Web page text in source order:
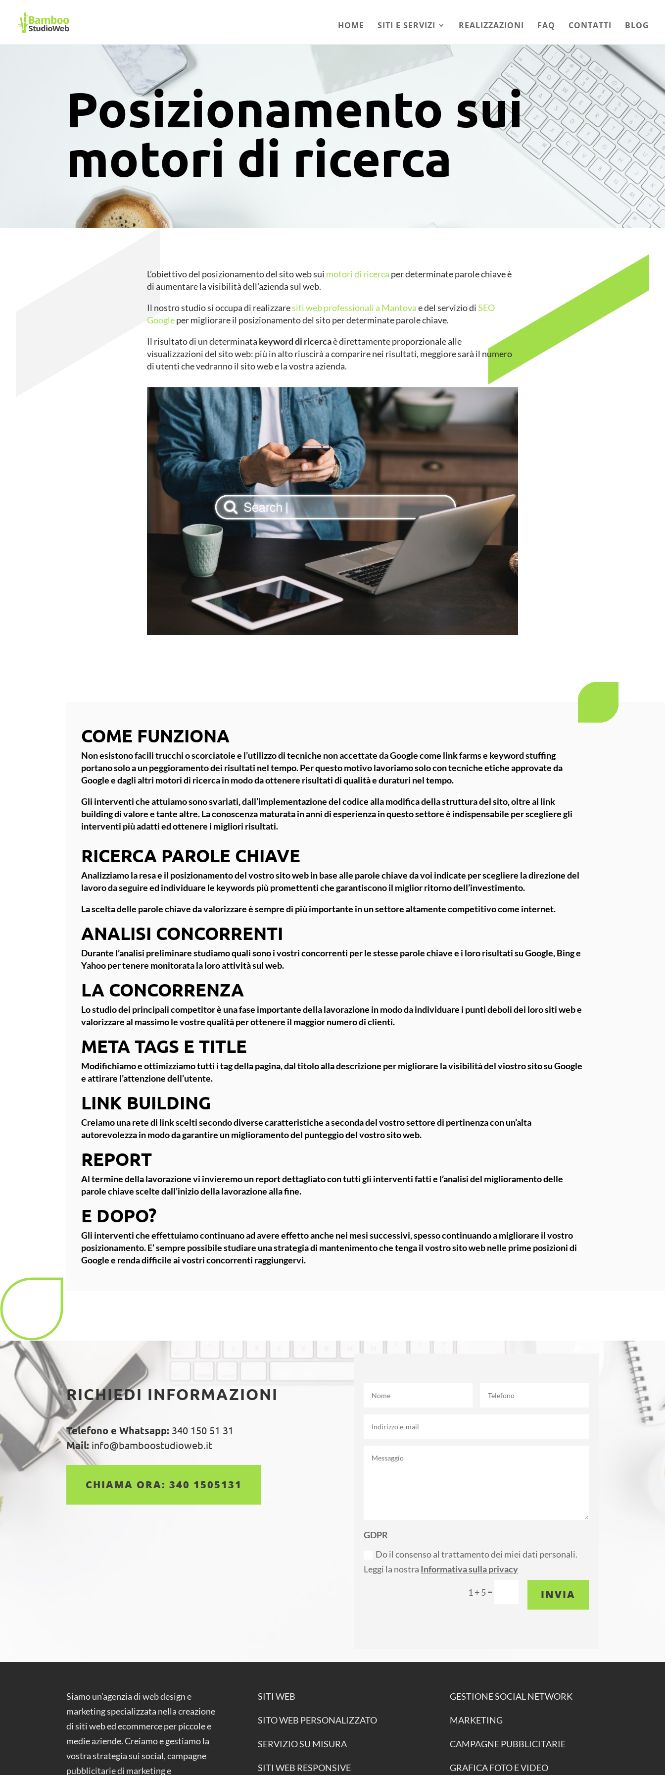
HOME SITI E SERVIZI REALIZZAZIONI FAQ CONTATTI BLOG
Posizionamento sui
motori di ricerca
L’obiettivo del posizionamento del sito web sui motori di ricerca per determinate parole chiave è
di aumentare la visibilità dell’azienda sul web.
Il nostro studio si occupa di realizzaresiti web professionali a Mantovae del servizio diSEO
Googleper migliorare il posizionamento del sito per determinate parole chiave.
Il risultato di un determinata keyword di ricercaè direttamente proporzionale alle
visualizzazioni del sito web: più in alto riuscirà a comparire nei risultati, meggiore sarà il numero
di utenti che vedranno il sito web e la vostra azienda.
COME FUNZIONA
Non esistono facili trucchi o scorciatoie e l’utilizzo di tecniche non accettate daGooglecome link farms e keyword stuffing
portano solo a un peggioramento dei risultati nel tempo. Per questo motivo lavoriamo solo con tecniche etiche approvate da
Google e dagli altri motori di ricerca in modo da ottenere risultati di qualità e duraturi nel tempo.
Gli interventi che attuiamo sono svariati, dall’implementazione del codice alla modifica della struttura del sito, oltre al link
building di valore e tante altre. La conoscenza maturata in anni di esperienza in questo settore è indispensabile per scegliere gli
interventi più adatti ed ottenere i migliori risultati.
RICERCA PAROLE CHIAVE
Analizziamo la resa e il posizionamento del vostro sito webin base alle parole chiaveda voi indicate per scegliere la direzione del
lavoro da seguire ed individuare le keywords più promettenti che garantiscono il miglior ritorno dell’investimento.
La scelta delle parole chiave da valorizzare è sempre di più importante in un settore altamente competitivo come internet.
ANALISI CONCORRENTI
Durante l’analisi preliminare studiamo quali sono i vostri concorrenti per le stesse parole chiave e i loro risultati su Google, Bing e
Yahoo per tenere monitorata la loro attività sul web.
LA CONCORRENZA
Lo studio dei principali competitor è una fase importante della lavorazione in modo da individuare i punti deboli dei loro siti web e
valorizzare al massimo le vostre qualità per ottenere il maggior numero di clienti.
META TAGS E TITLE
Modifichiamo e ottimizziamo tutti i tag della pagina, dal titolo alla descrizione per migliorare la visibilità del viostro sito su Google
e attirare l’attenzione dell’utente.
LINK BUILDING
Creiamo una rete di link scelti secondo diverse caratteristiche a seconda del vostro settore di pertinenza con un’alta
autorevolezza in modo da garantire un miglioramento del punteggio del vostro sito web.
REPORT
Al termine della lavorazione vi invieremo un report dettagliato con tutti gli interventi fatti e l’analisi del miglioramento delle
parole chiave scelte dall’inizio della lavorazione alla fine.
E DOPO?
Gli interventi che effettuiamo continuano ad avere effetto anche nei mesi successivi, spesso continuando a migliorare il vostro
posizionamento. E’ sempre possibile studiare una strategia di mantenimentoche tenga il vostro sito web nelle prime posizioni di
Google e renda difficile ai vostri concorrenti raggiungervi.
RICHIEDI INFORMAZIONI
Telefono e Whatsapp: 340 150 51 31
Mail: info@bamboostudioweb.it
CHIAMA ORA: 340 1505131
GDPR
Do il consenso al trattamento dei miei dati personali.
Leggi la nostra Informativa sulla privacy
1 + 5= INVIA
Siamo un’agenzia di web design e
marketing specializzata nella creazione
di siti web ed ecommerce per piccole e
medie aziende. Creiamo e gestiamo la
vostra strategia sui social, campagne
pubblicitarie di marketing e
SITI WEB
SITO WEB PERSONALIZZATO
SERVIZIO SU MISURA
SITI WEB RESPONSIVE
GESTIONE SOCIAL NETWORK
MARKETING
CAMPAGNE PUBBLICITARIE
GRAFICA FOTO E VIDEO